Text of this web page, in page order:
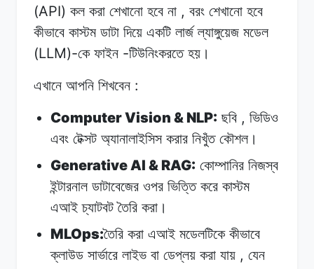
(API) কল করা শেখানো হবে না , বরং শেখানো হবে
কীভাবে কাস্টম ডাটা দিয়ে একটি লার্জ ল্যাঙ্গুয়েজ মডেল
(LLM)-কে ফাইন -টিউনিংকরতে হয়।
এখানে আপনি শিখবেন :
Computer Vision & NLP: ছবি , ভিডিও
এবং টেক্সট অ্যানালাইসিস করার নিখুঁত কৌশল।
Generative AI & RAG: কোম্পানির নিজস্ব
ইন্টারনাল ডাটাবেজের ওপর ভিত্তি করে কাস্টম
এআই চ্যাটবট তৈরি করা।
MLOps:তৈরি করা এআই মডেলটিকে কীভাবে
ক্লাউড সার্ভারে লাইভ বা ডেপ্লয় করা যায় , যেন